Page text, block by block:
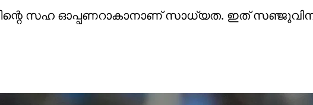
സഹ ഓപ്പണറാകാനാണ് സാധ്യത. ഇത് സഞ്ജുവിന്